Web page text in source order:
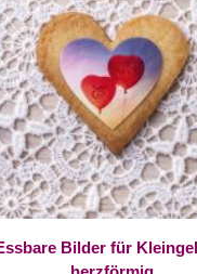
Bilder für